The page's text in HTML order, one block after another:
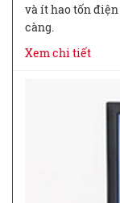
và ít hao tốn
càng.
Xem chi tiết